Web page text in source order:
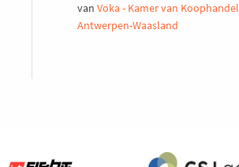
van Voka - Kamer van Koophandel
Antwerpen-Waasland